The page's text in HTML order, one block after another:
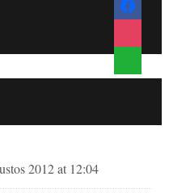
2012 at 12:04